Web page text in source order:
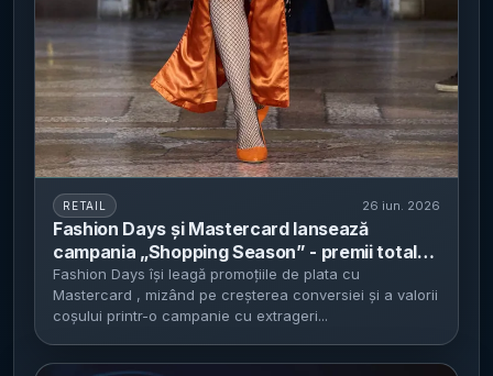
RETAIL 26 iun. 2026
Fashion Days și Mastercard lansează
campania „Shopping Season” - premii totale
de 32.000 de lei și voucher maxim de 2.000
de lei pentru plăți cu card eligibile
Fashion Days își leagă promoțiile de plata cu
Mastercard , mizând pe creșterea conversiei și a valorii
coșului printr-o campanie cu extrageri...